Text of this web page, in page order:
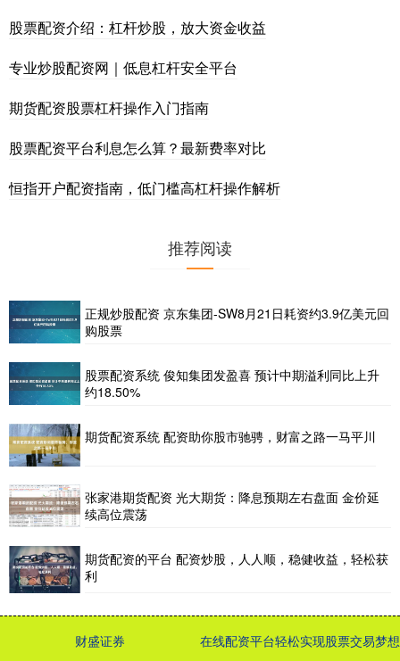
股票配资介绍：杠杆炒股，放大资金收益
专业炒股配资网｜低息杠杆安全平台
期货配资股票杠杆操作入门指南
股票配资平台利息怎么算？最新费率对比
恒指开户配资指南，低门槛高杠杆操作解析
推荐阅读
正规炒股配资 京东集团-SW8月21日耗资约3.9亿美元回
购股票
股票配资系统 俊知集团发盈喜 预计中期溢利同比上升
约18.50%
期货配资系统 配资助你股市驰骋，财富之路一马平川
张家港期货配资 光大期货：降息预期左右盘面 金价延
续高位震荡
期货配资的平台 配资炒股，人人顺，稳健收益，轻松获
利
财盛证券 在线配资平台轻松实现股票交易梦想